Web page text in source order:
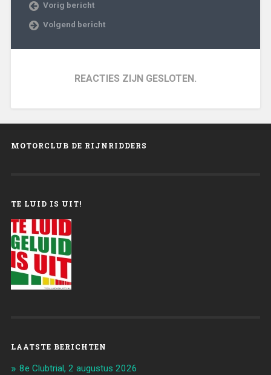
Vorig bericht
Volgend bericht
REACTIES ZIJN GESLOTEN.
MOTORCLUB DE RIJNRIDDERS
TE LUID IS UIT!
LAATSTE BERICHTEN
8e Clubtrial, 2 augustus 2026